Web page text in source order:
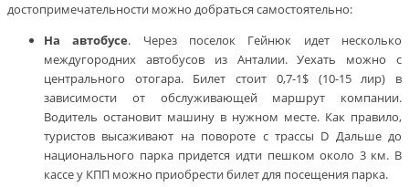
достопримечательности можно добраться самостоятельно:
На автобусе. Через поселок Гейнюк идет несколько
междугородних автобусов из Анталии. Уехать можно с
центрального отогара. Билет стоит 0,7-1$ (10-15 лир) в
зависимости от обслуживающей маршрут компании.
Водитель остановит машину в нужном месте. Как правило,
туристов высаживают на повороте с трассы D Дальше до
национального парка придется идти пешком около 3 км. В
кассе у КПП можно приобрести билет для посещения парка.